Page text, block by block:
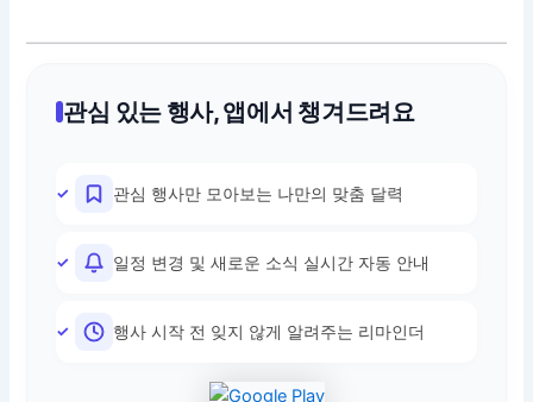
관심 있는 행사, 앱에서 챙겨드려요
관심 행사만 모아보는 나만의 맞춤 달력
일정 변경 및 새로운 소식 실시간 자동 안내
행사 시작 전 잊지 않게 알려주는 리마인더